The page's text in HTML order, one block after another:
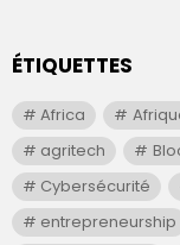
ÉTIQUETTES
Africa
agritech
Cybersécurité
entrepreneurship